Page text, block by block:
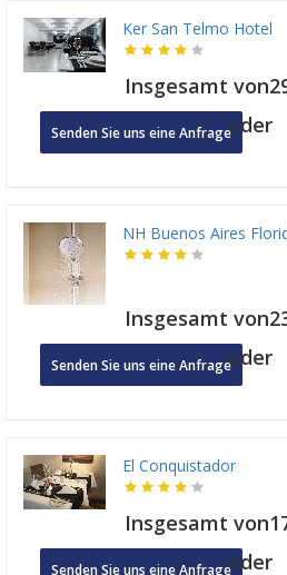
Ker San Telmo Hotel
Insgesamt
Senden Sie uns eine Anfrageoder
NH Buenos Aires
Insgesamt
Senden Sie uns eine Anfrageoder
El Conquistador
Insgesamt
Senden Sie uns eine Anfrageoder